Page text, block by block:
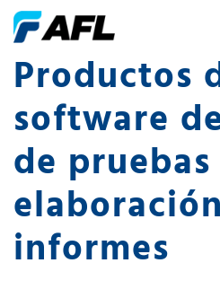
Productos
software
de
informes